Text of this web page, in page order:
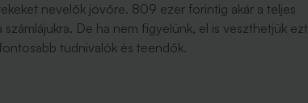
nevelők jövőre. 809 ezer forintig akár a teljes
De ha nem figyelünk, el is veszthetjük ezt
tudnivalók és teendők.